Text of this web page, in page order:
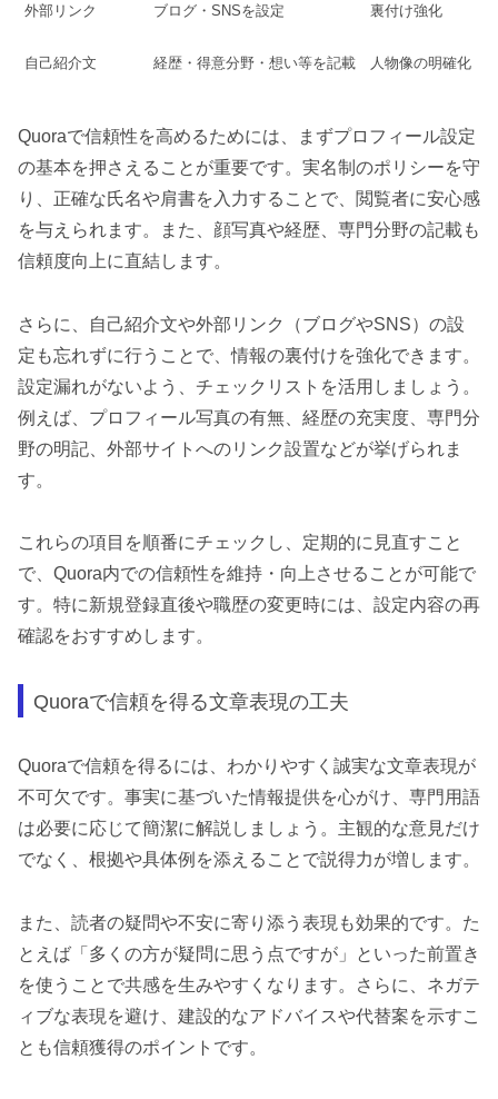
外部リンク ブログ・SNSを設定 裏付け強化
自己紹介文 経歴・得意分野・想い等を記載 人物像の明確化
Quoraで信頼性を高めるためには、まずプロフィール設定
の基本を押さえることが重要です。実名制のポリシーを守
り、正確な氏名や肩書を入力することで、閲覧者に安心感
を与えられます。また、顔写真や経歴、専門分野の記載も
信頼度向上に直結します。
さらに、自己紹介文や外部リンク（ブログやSNS）の設
定も忘れずに行うことで、情報の裏付けを強化できます。
設定漏れがないよう、チェックリストを活用しましょう。
例えば、プロフィール写真の有無、経歴の充実度、専門分
野の明記、外部サイトへのリンク設置などが挙げられま
す。
これらの項目を順番にチェックし、定期的に見直すこと
で、Quora内での信頼性を維持・向上させることが可能で
す。特に新規登録直後や職歴の変更時には、設定内容の再
確認をおすすめします。
Quoraで信頼を得る文章表現の工夫
Quoraで信頼を得るには、わかりやすく誠実な文章表現が
不可欠です。事実に基づいた情報提供を心がけ、専門用語
は必要に応じて簡潔に解説しましょう。主観的な意見だけ
でなく、根拠や具体例を添えることで説得力が増します。
また、読者の疑問や不安に寄り添う表現も効果的です。た
とえば「多くの方が疑問に思う点ですが」といった前置き
を使うことで共感を生みやすくなります。さらに、ネガテ
ィブな表現を避け、建設的なアドバイスや代替案を示すこ
とも信頼獲得のポイントです。